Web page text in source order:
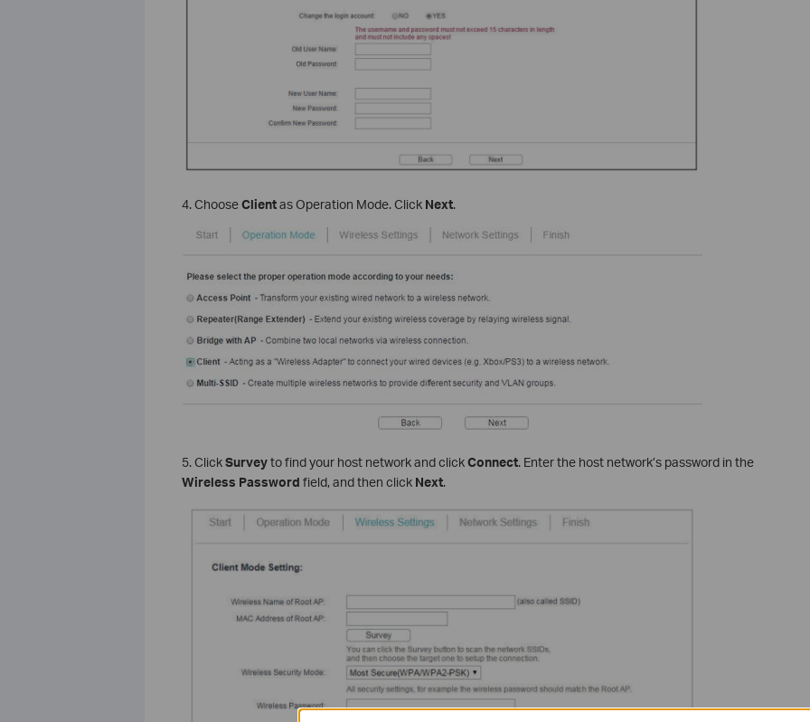
4. ChooseClientas Operation Mode. Click Next.
5. ClickSurveyto find your host network and clickConnect. Enter the host network’s password in the
Wireless Password field, and then click Next.